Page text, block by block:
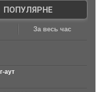
ПОПУЛЯРНЕ
За весь час
аут